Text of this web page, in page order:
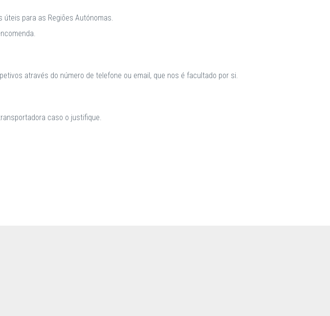
úteis para as Regiões Autónomas.
através do número de telefone ou email, que nos é facultado por si.
caso o justifique.